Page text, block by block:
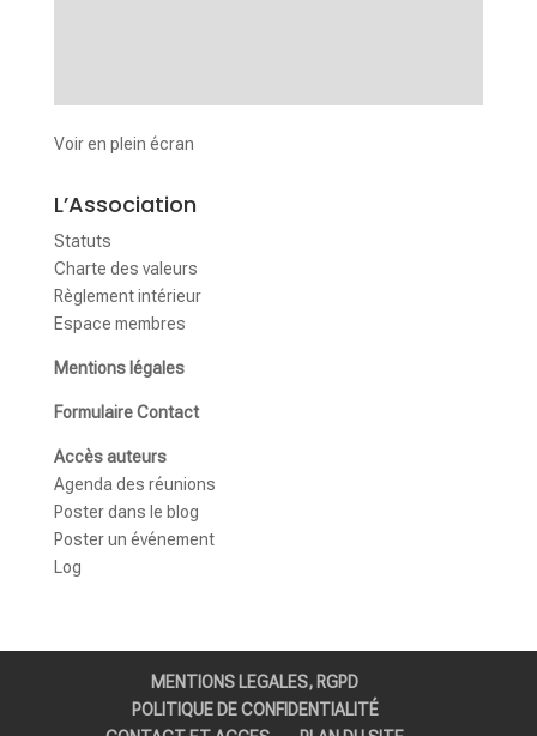
Voir en plein écran
L’Association
Statuts
Charte des valeurs
Règlement intérieur
Espace membres
Mentions légales
Formulaire Contact
Accès auteurs
Agenda des réunions
Poster dans le blog
Poster un événement
Log
MENTIONS LEGALES, RGPD
POLITIQUE DE CONFIDENTIALITÉ